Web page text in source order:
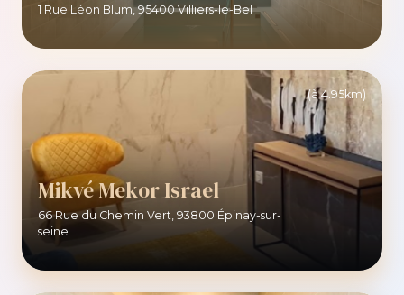
1 Rue Léon Blum, 95400 Villiers-le-Bel
(à 4.95km)
Mikvé Mekor Israel
66 Rue du Chemin Vert, 93800 Épinay-sur-
seine